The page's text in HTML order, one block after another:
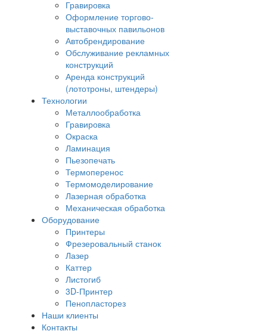
Гравировка
Оформление торгово-
выставочных павильонов
Автобрендирование
Обслуживание рекламных
конструкций
Аренда конструкций
(лототроны, штендеры)
Технологии
Металлообработка
Гравировка
Окраска
Ламинация
Пьезопечать
Термоперенос
Термомоделирование
Лазерная обработка
Механическая обработка
Оборудование
Принтеры
Фрезеровальный станок
Лазер
Каттер
Листогиб
3D-Принтер
Пенопласторез
Наши клиенты
Контакты